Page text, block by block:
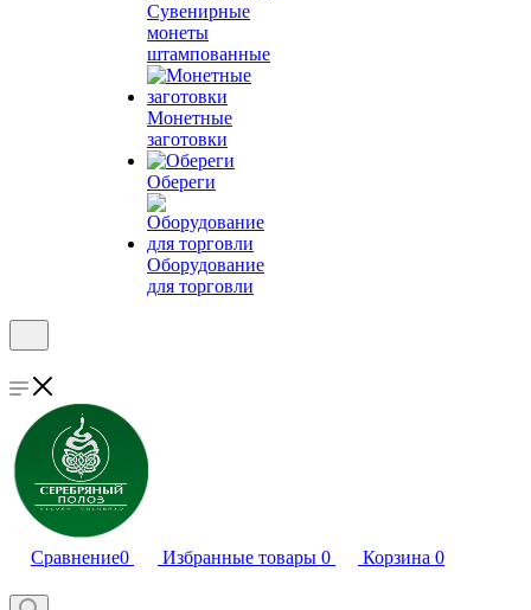
Сувенирные
монеты
штампованные
Монетные
заготовки
Обереги
Оборудование
для торговли
Сравнение0 Избранные товары 0 Корзина 0